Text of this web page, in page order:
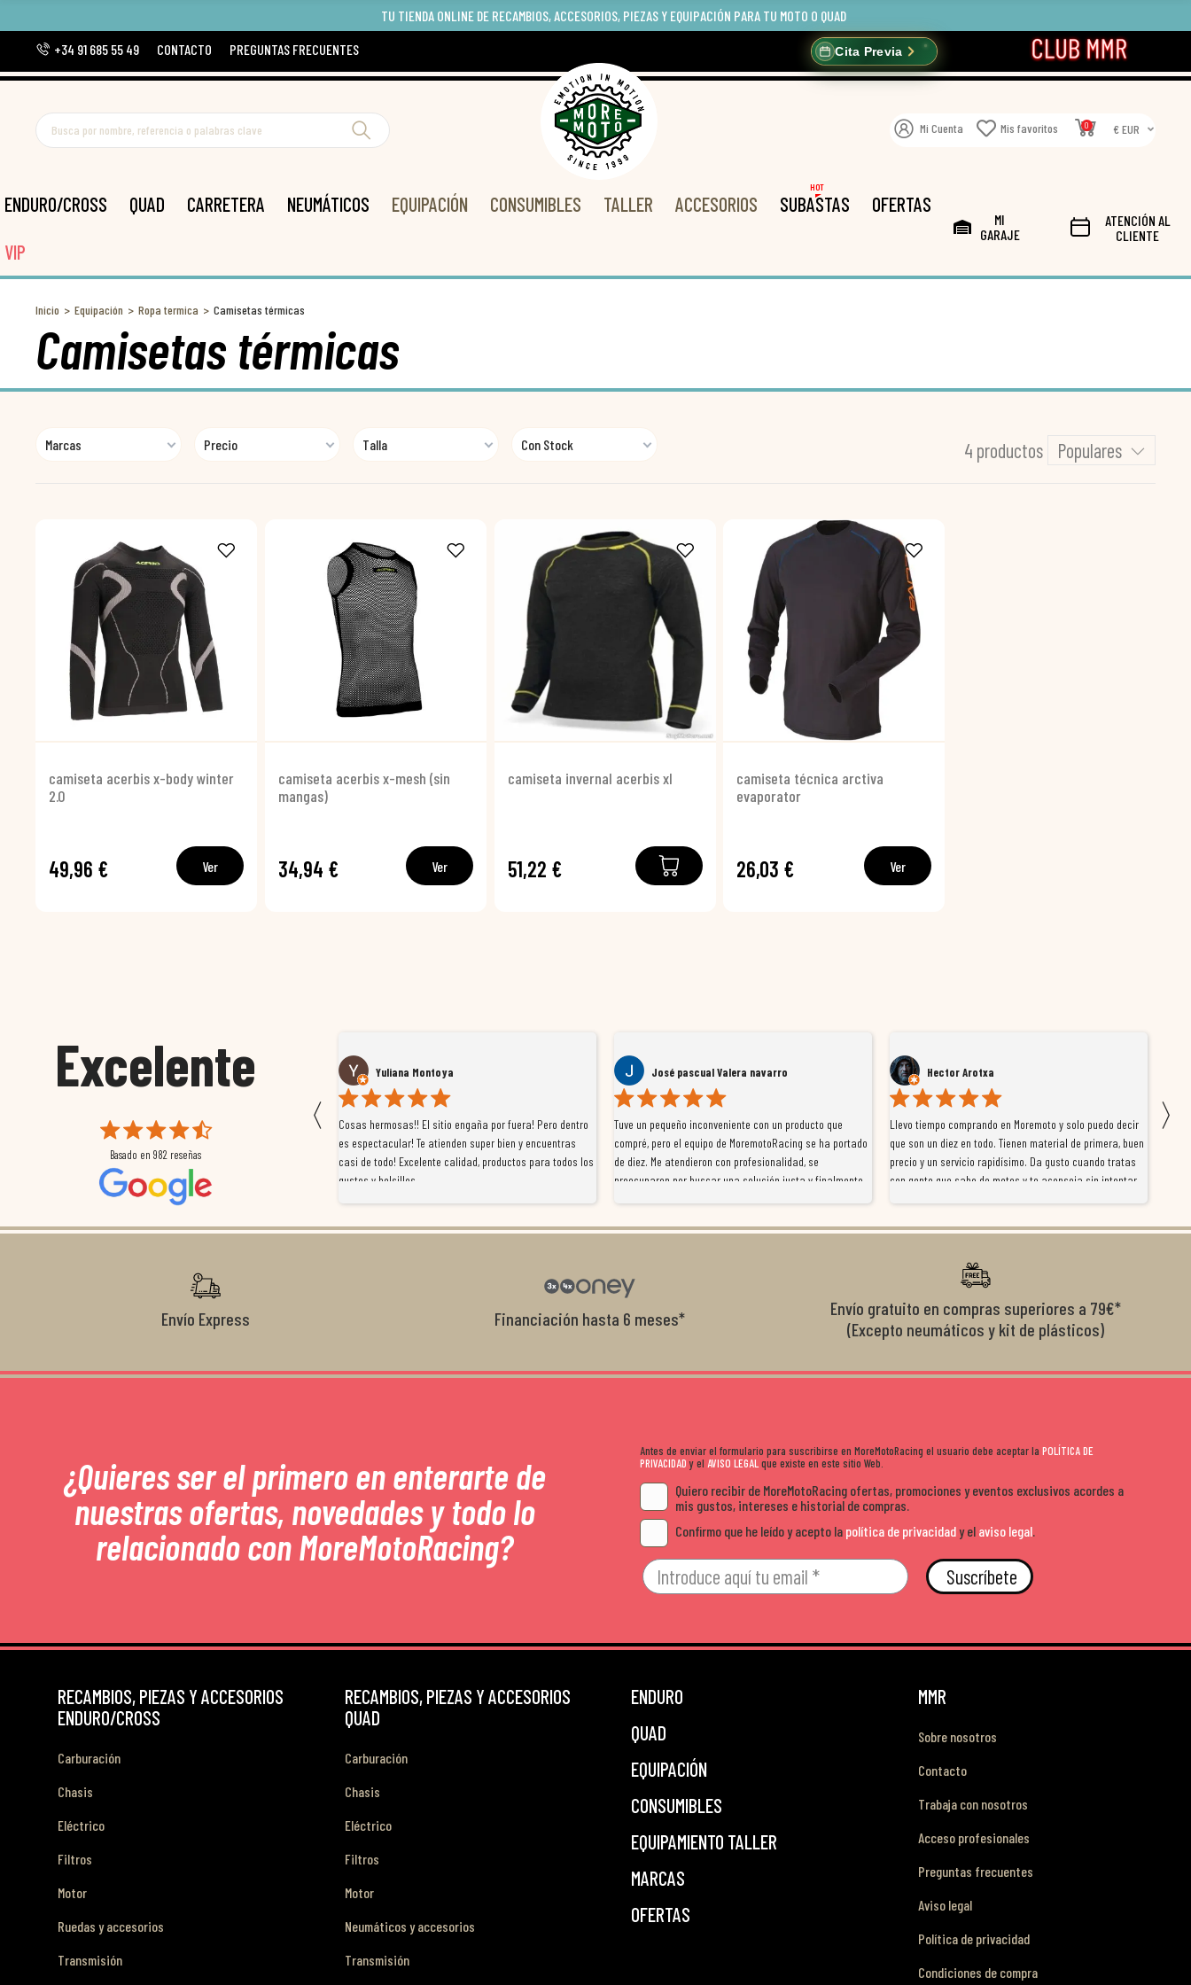
TU TIENDA ONLINE DE RECAMBIOS, ACCESORIOS, PIEZAS Y EQUIPACIÓN PARA TU MOTO O QUAD
+34 91 685 55 49
CONTACTO PREGUNTAS FRECUENTES Cita Previa
Mi Cuenta Mis favoritos 0 € EUR
ENDURO/CROSS QUAD CARRETERA NEUMÁTICOS EQUIPACIÓN CONSUMIBLES TALLER ACCESORIOS SUBASTAS
HOT
OFERTAS
VIP
MI
GARAJE
ATENCIÓN AL
CLIENTE
Inicio Equipación Ropa termica Camisetas térmicas
Camisetas térmicas
Marcas Precio Talla Con Stock 4 productos Populares
camiseta acerbis x-body winter
2.0
49,96 € Ver
camiseta acerbis x-mesh (sin
mangas)
34,94 € Ver
camiseta invernal acerbis xl
51,22 €
camiseta técnica arctiva
evaporator
26,03 € Ver
Excelente
Basado en 982 reseñas
〈
Susana García Luis
Magnífica atención al cliente. Tuvimos un pequeño
retraso en el pedido y desde el minuto uno se
preocuparon por ayudarnos en todo. Gracias a Sergio,
magnífico gestor... atento, amable, un servicio de 10.
Gracias de nuevo por todo!
Yuliana Montoya
Cosas hermosas!! El sitio engaña por fuera! Pero dentro
es espectacular! Te atienden super bien y encuentras
casi de todo! Excelente calidad, productos para todos los
gustos y bolsillos
José pascual Valera navarro
Tuve un pequeño inconveniente con un producto que
compré, pero el equipo de MoremotoRacing se ha portado
de diez. Me atendieron con profesionalidad, se
preocuparon por buscar una solución justa y finalmente
con el cliente, y me ofrecieron unas condiciones de
Hector Arotxa
Llevo tiempo comprando en Moremoto y solo puedo decir
que son un diez en todo. Tienen material de primera, buen
precio y un servicio rapidísimo. Da gusto cuando tratas
con gente que sabe de motos y te aconseja sin intentar
el cliente y que disfrutan lo que hacen. Si te gusta la
sitio. Calidad, rapidez y buen rollo. ??️
años
〉
Envío Express Financiación hasta 6 meses*
Envío gratuito en compras superiores a 79€*
(Excepto neumáticos y kit de plásticos)
¿Quieres ser el primero en enterarte de
nuestras ofertas, novedades y todo lo
relacionado con MoreMotoRacing?
Antes de enviar el formulario para suscribirse en MoreMotoRacing el usuario debe aceptar la POLÍTICA DE
PRIVACIDADy el AVISO LEGALque existe en este sitio Web.
Quiero recibir de MoreMotoRacing ofertas, promociones y eventos exclusivos acordes a
mis gustos, intereses e historial de compras.
Confirmo que he leído y acepto la política de privacidady el aviso legal.
Suscríbete
RECAMBIOS, PIEZAS Y ACCESORIOS
ENDURO/CROSS
Carburación
Chasis
Eléctrico
Filtros
Motor
Ruedas y accesorios
Transmisión
RECAMBIOS, PIEZAS Y ACCESORIOS
QUAD
Carburación
Chasis
Eléctrico
Filtros
Motor
Neumáticos y accesorios
Transmisión
ENDURO
QUAD
EQUIPACIÓN
CONSUMIBLES
EQUIPAMIENTO TALLER
MARCAS
OFERTAS
MMR
Sobre nosotros
Contacto
Trabaja con nosotros
Acceso profesionales
Preguntas frecuentes
Aviso legal
Política de privacidad
Condiciones de compra